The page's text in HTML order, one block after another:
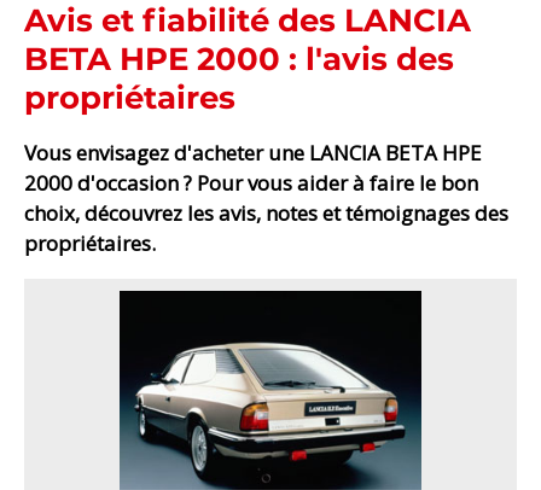
Avis et fiabilité des LANCIA
BETA HPE 2000 : l'avis des
propriétaires
Vous envisagez d'acheter une LANCIA BETA HPE
2000 d'occasion ? Pour vous aider à faire le bon
choix, découvrez les avis, notes et témoignages des
propriétaires.